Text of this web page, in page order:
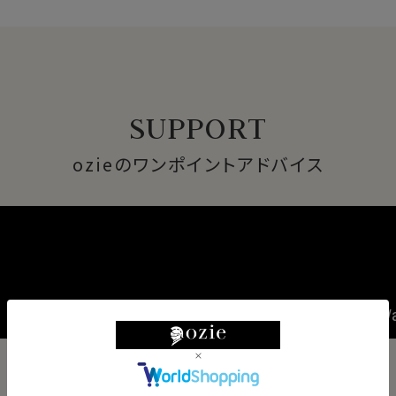
SUPPORT
ozieのワンポイントアドバイス